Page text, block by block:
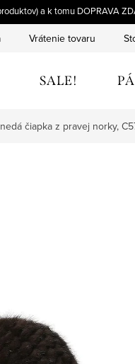
a k tomu DOPRAVA
Vrátenie tovaru
SALE!
čiapka z pravej norky,